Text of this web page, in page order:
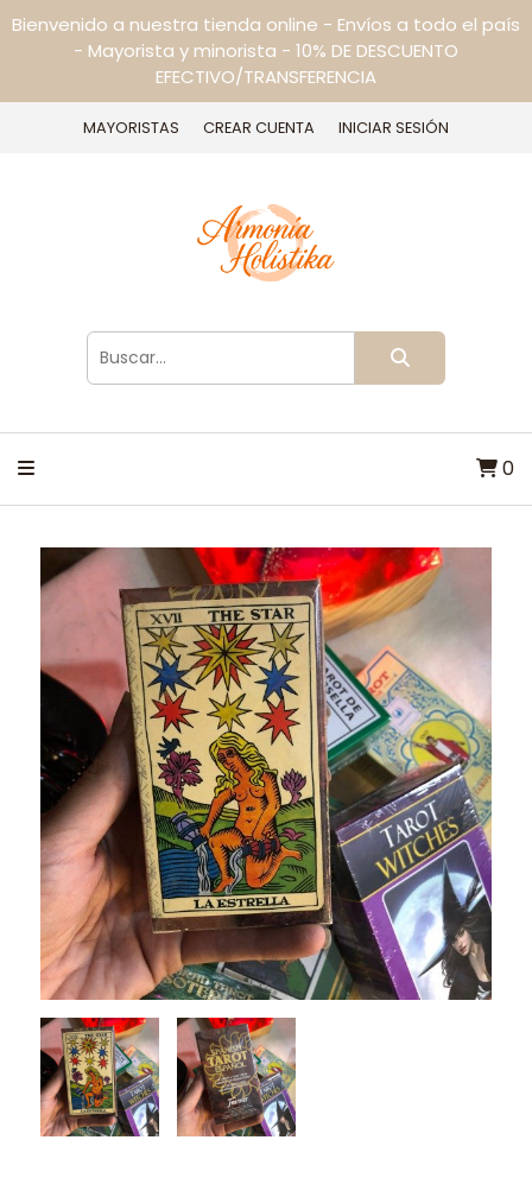
Bienvenido a nuestra tienda online - Envíos a todo el país
- Mayorista y minorista - 10% DE DESCUENTO
EFECTIVO/TRANSFERENCIA
MAYORISTAS CREAR CUENTA INICIAR SESIÓN
0